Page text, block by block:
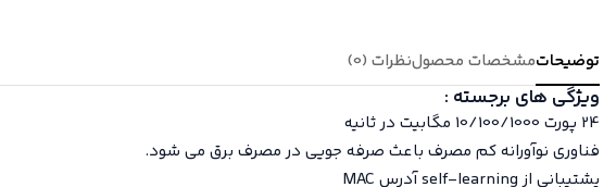
توضیحاتمشخصات محصولنظرات (0)
ویژگی های برجسته :
24 پورت 10/100/1000 مگابیت در ثانیه
فناوری نوآورانه کم مصرف باعث صرفه جویی در مصرف برق می شود.
پشتیبانی از self-learning آدرس MAC